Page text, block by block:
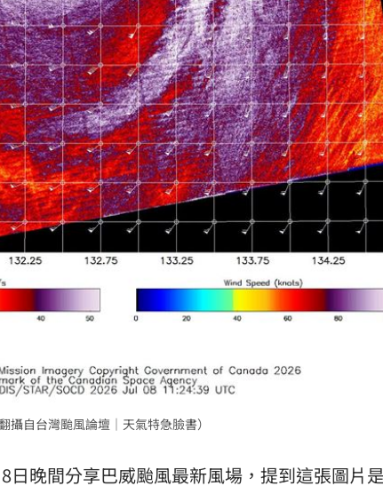
自台灣颱風論壇｜天氣特急臉書）
8日晚間分享巴威颱風最新風場，提到這張圖片